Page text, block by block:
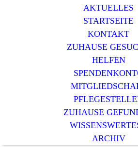
AKTUELLES
STARTSEITE
KONTAKT
ZUHAUSE
HELFEN
ZUHAUSE
ARCHIV